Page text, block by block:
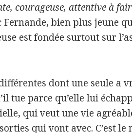
courageuse, attentive à
bien plus jeune
est fondée surtout sur
dont une seule a
tue parce qu’elle lui
qui veut une vie
qui vont avec. C’est le